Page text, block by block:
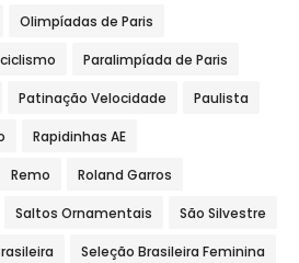
Olimpíadas de Paris
Paralimpíada de Paris
Patinação Velocidade Paulista
Rapidinhas AE
Remo Roland Garros
Saltos Ornamentais São Silvestre
Seleção Brasileira Feminina